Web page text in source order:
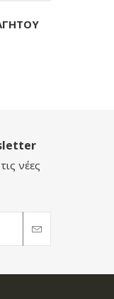
νέες